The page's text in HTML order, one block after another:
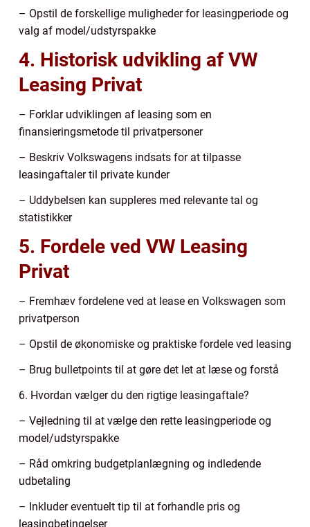
– Opstil de forskellige muligheder for leasingperiode og
valg af model/udstyrspakke
4. Historisk udvikling af VW
Leasing Privat
– Forklar udviklingen af leasing som en
finansieringsmetode til privatpersoner
– Beskriv Volkswagens indsats for at tilpasse
leasingaftaler til private kunder
– Uddybelsen kan suppleres med relevante tal og
statistikker
5. Fordele ved VW Leasing
Privat
– Fremhæv fordelene ved at lease en Volkswagen som
privatperson
– Opstil de økonomiske og praktiske fordele ved leasing
– Brug bulletpoints til at gøre det let at læse og forstå
6. Hvordan vælger du den rigtige leasingaftale?
– Vejledning til at vælge den rette leasingperiode og
model/udstyrspakke
– Råd omkring budgetplanlægning og indledende
udbetaling
– Inkluder eventuelt tip til at forhandle pris og
leasingbetingelser